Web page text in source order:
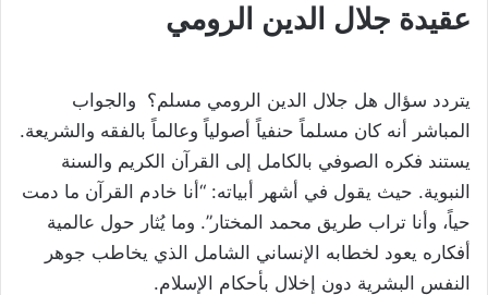
عقيدة جلال الدين الرومي
يتردد سؤال هل جلال الدين الرومي مسلم؟ والجواب
المباشر أنه كان مسلماً حنفياً أصولياً وعالماً بالفقه والشريعة.
يستند فكره الصوفي بالكامل إلى القرآن الكريم والسنة
النبوية. حيث يقول في أشهر أبياته: “أنا خادم القرآن ما دمت
حياً، وأنا تراب طريق محمد المختار”. وما يُثار حول عالمية
أفكاره يعود لخطابه الإنساني الشامل الذي يخاطب جوهر
النفس البشرية دون إخلال بأحكام الإسلام.